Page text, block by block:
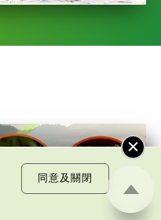
同意及關閉